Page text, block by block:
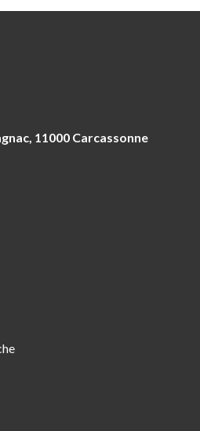
11000 Carcassonne